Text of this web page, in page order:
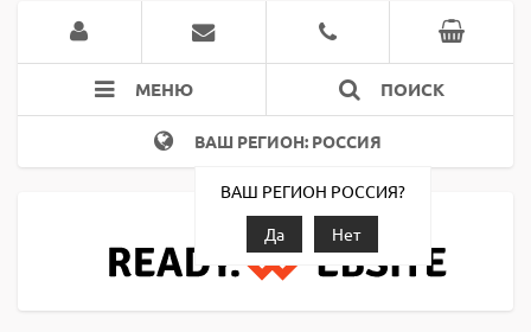
МЕНЮ ПОИСК
ВАШ РЕГИОН: РОССИЯ
ВАШ РЕГИОН РОССИЯ?
Да
Нет